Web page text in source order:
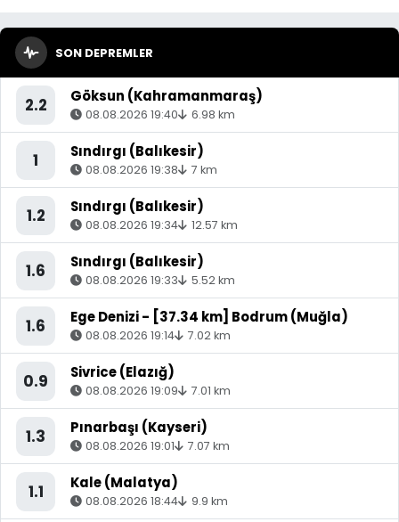
SON DEPREMLER
2.2 Göksun (Kahramanmaraş)
08.08.2026 19:40 6.98 km
1 Sındırgı (Balıkesir)
08.08.2026 19:38 7 km
1.2 Sındırgı (Balıkesir)
08.08.2026 19:34 12.57 km
1.6 Sındırgı (Balıkesir)
08.08.2026 19:33 5.52 km
1.6 Ege Denizi - [37.34 km] Bodrum (Muğla)
08.08.2026 19:14 7.02 km
0.9 Sivrice (Elazığ)
08.08.2026 19:09 7.01 km
1.3 Pınarbaşı (Kayseri)
08.08.2026 19:01 7.07 km
1.1 Kale (Malatya)
08.08.2026 18:44 9.9 km